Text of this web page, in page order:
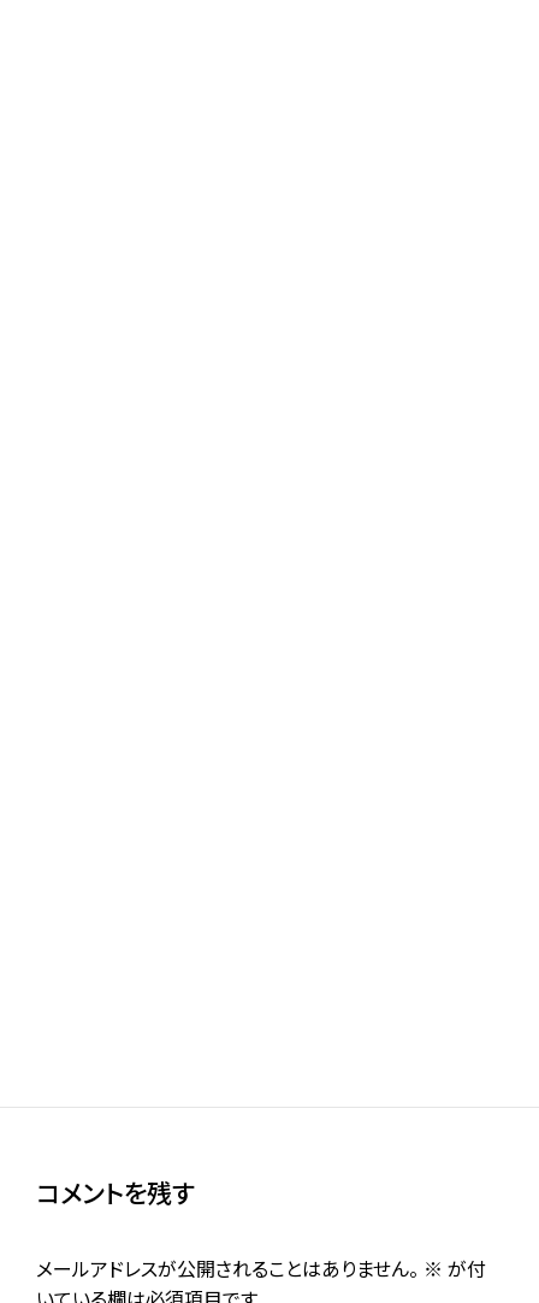
デジコレで読める栃木県内の自治体史まとめ
コメントを残す
メールアドレスが公開されることはありません。 ※ が付